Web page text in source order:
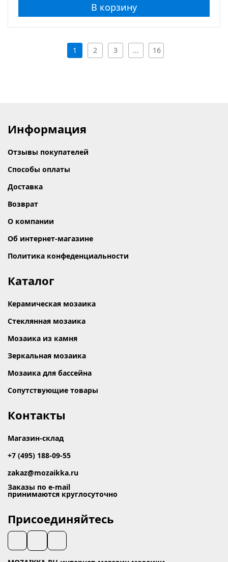
В корзину
1 2 3 ... 16
Информация
Отзывы покупателей
Способы оплаты
Доставка
Возврат
О компании
Об интернет-магазине
Политика конфеденциальности
Каталог
Керамическая мозаика
Стеклянная мозаика
Мозаика из камня
Зеркальная мозаика
Мозаика для бассейна
Сопутствующие товары
Контакты
Магазин-склад
+7 (495) 188-09-55
zakaz@mozaikka.ru
Заказы по e-mail
принимаются круглосуточно
Присоединяйтесь